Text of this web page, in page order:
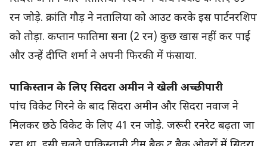
रन जोड़े. क्रांति गौड़ ने नतालिया को आउट करके इस पार्टनरशिप
को तोड़ा. कप्तान फातिमा सना (2 रन) कुछ खास नहीं कर पाईं
और उन्हें दीप्ति शर्मा ने अपनी फिरकी में फंसाया.
पाकिस्तान के लिए सिदरा अमीन ने खेली अच्छी पारी
पांच विकेट गिरने के बाद सिदरा अमीन और सिदरा नवाज ने
मिलकर छठे विकेट के लिए 41 रन जोड़े. जरूरी रनरेट बढ़ता जा